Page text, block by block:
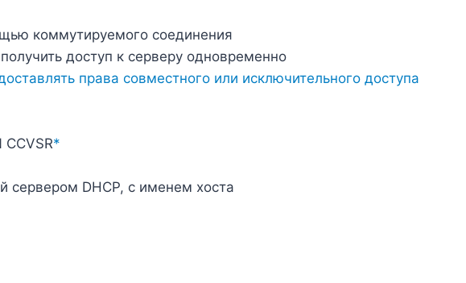
коммутируемого соединения
доступ к серверу одновременно
права совместного или исключительного доступа
*
сервером DHCP, с именем хоста